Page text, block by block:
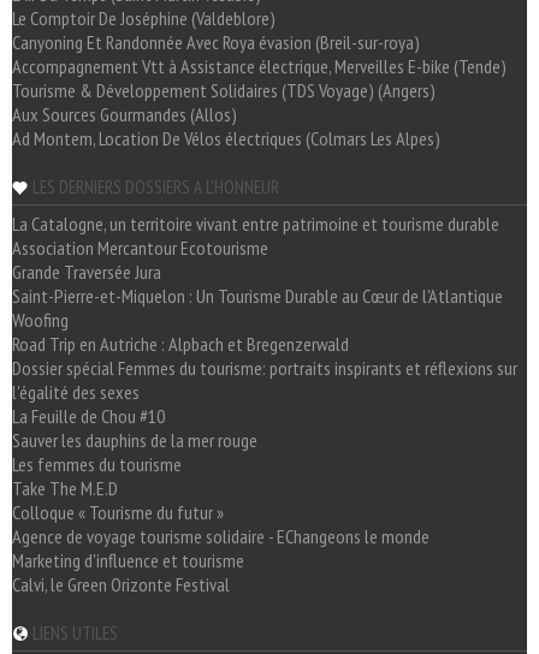
Le Comptoir De Joséphine (Valdeblore)
Canyoning Et Randonnée Avec Roya évasion (Breil-sur-roya)
Accompagnement Vtt à Assistance électrique, Merveilles E-bike (Tende)
Tourisme & Développement Solidaires (TDS Voyage) (Angers)
Aux Sources Gourmandes (Allos)
Ad Montem, Location De Vélos électriques (Colmars Les Alpes)
LES DERNIERS DOSSIERS A L'HONNEUR
La Catalogne, un territoire vivant entre patrimoine et tourisme durable
Association Mercantour Ecotourisme
Grande Traversée Jura
Saint-Pierre-et-Miquelon : Un Tourisme Durable au Cœur de l'Atlantique
Woofing
Road Trip en Autriche : Alpbach et Bregenzerwald
Dossier spécial Femmes du tourisme: portraits inspirants et réflexions sur
l'égalité des sexes
La Feuille de Chou #10
Sauver les dauphins de la mer rouge
Les femmes du tourisme
Take The M.E.D
Colloque « Tourisme du futur »
Agence de voyage tourisme solidaire - EChangeons le monde
Marketing d'influence et tourisme
Calvi, le Green Orizonte Festival
LIENS UTILES